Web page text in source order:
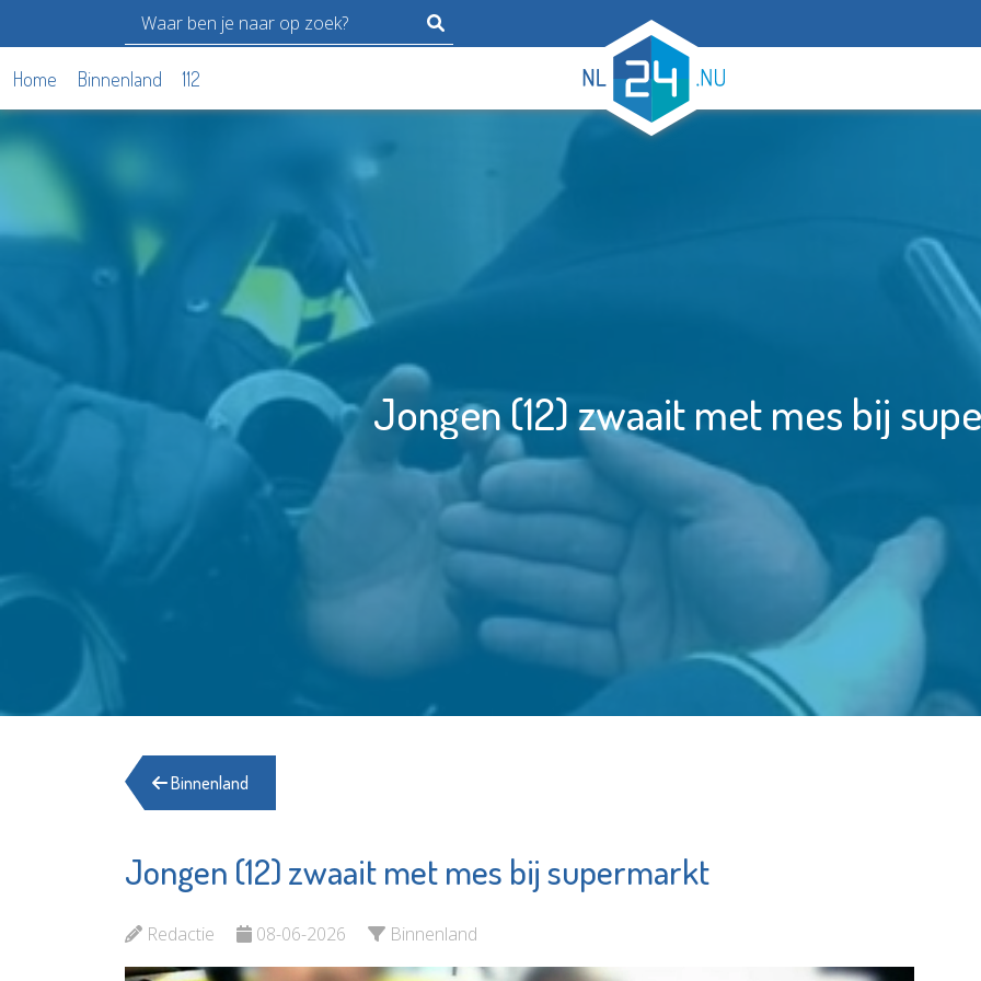
Home Binnenland 112
Jongen (12) zwaait met mes bij
Binnenland
Jongen (12) zwaait met mes bij supermarkt
Redactie 08-06-2026 Binnenland